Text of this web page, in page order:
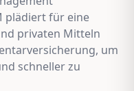
plädiert für eine
privaten Mitteln
um
schneller zu